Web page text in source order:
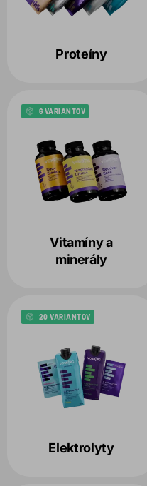
Proteíny
Vitamíny a
minerály
6 VARIANTOV
Elektrolyty
20 VARIANTOV